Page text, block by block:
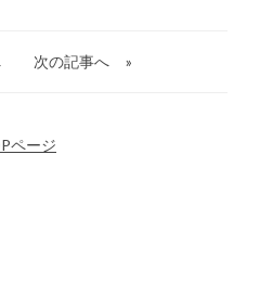
次の記事へ »
ページ